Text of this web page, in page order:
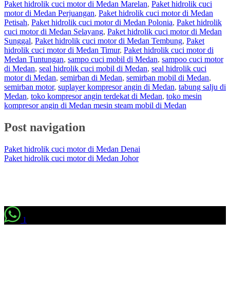
Paket hidrolik cuci motor di Medan Marelan, Paket hidrolik cuci
motor di Medan Perjuangan, Paket hidrolik cuci motor di Medan
Petisah, Paket hidrolik cuci motor di Medan Polonia, Paket hidrolik
cuci motor di Medan Selayang, Paket hidrolik cuci motor di Medan
Sunggal, Paket hidrolik cuci motor di Medan Tembung, Paket
hidrolik cuci motor di Medan Timur, Paket hidrolik cuci motor di
Medan Tuntungan, sampo cuci mobil di Medan, sampoo cuci motor
di Medan, seal hidrolik cuci mobil di Medan, seal hidrolik cuci
motor di Medan, semirban di Medan, semirban mobil di Medan,
semirban motor, suplayer kompresor angin di Medan, tabung salju di
Medan, toko kompresor angin terdekat di Medan, toko mesin
kompresor angin di Medan mesin steam mobil di Medan
Post navigation
Paket hidrolik cuci motor di Medan Denai
Paket hidrolik cuci motor di Medan Johor
1